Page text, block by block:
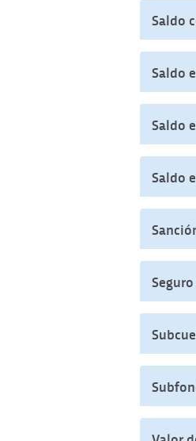
Saldo
Saldo
Saldo
Saldo